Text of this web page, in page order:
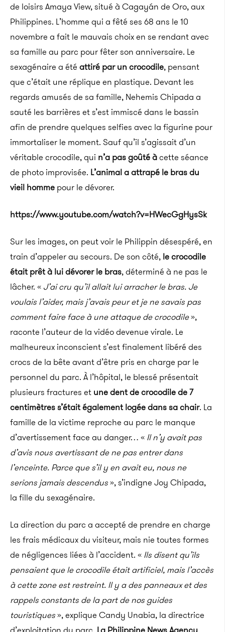
de loisirs Amaya View,situé à Cagayán de Oro, aux
Philippines. L’homme qui a fêté ses 68 ans le 10
novembre a fait le mauvais choix en se rendant avec
sa famille au parc pour fêter son anniversaire. Le
sexagénaire a été attiré par un crocodile, pensant
que c’était une réplique en plastique. Devant les
regards amusés de sa famille, Nehemis Chipada a
sauté les barrières et s’est immiscé dans le bassin
afin de prendre quelques selfies avec la figurine pour
immortaliser le moment. Sauf qu’il s’agissait d’un
véritable crocodile, qui n’a pas goûté àcette séance
de photo improvisée. L’animal a attrapé le bras du
vieil homme pour le dévorer.
https://www.youtube.com/watch?v=HWecGgHysSk
Sur les images, on peut voir le Philippin désespéré, en
train d’appeler au secours. De son côté, le crocodile
était prêt à lui dévorer le bras, déterminé à ne pas le
lâcher. « J’ai cru qu’il allait lui arracher le bras. Je
voulais l’aider, mais j’avais peur et je ne savais pas
comment faire face à une attaque de crocodile»,
raconte l’auteur de la vidéo devenue virale. Le
malheureux inconscient s’est finalement libéré des
crocs de la bête avant d’être pris en charge par le
personnel du parc. À l’hôpital, le blessé présentait
plusieurs fractures et une dent de crocodile de 7
centimètres s’était également logée dans sa chair. La
famille de la victime reproche au parc le manque
d’avertissement face au danger… « Il n’y avait pas
d’avis nous avertissant de ne pas entrer dans
l’enceinte. Parce que s’il y en avait eu, nous ne
serions jamais descendus», s’indigne Joy Chipada,
la fille du sexagénaire.
La direction du parc a accepté de prendre en charge
les frais médicaux du visiteur, mais nie toutes formes
de négligences liées à l’accident. « Ils disent qu’ils
pensaient que le crocodile était artificiel, mais l’accès
à cette zone est restreint. Il y a des panneaux et des
rappels constants de la part de nos guides
touristiques», explique Candy Unabia, la directrice